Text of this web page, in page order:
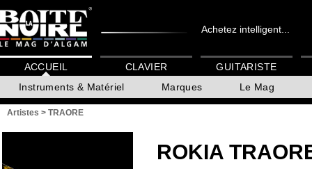
Achetez intelligent...
ACCUEIL
Instruments & Matériel
Marques Le Mag
CLAVIER GUITARISTE
Artistes > TRAORE
ROKIA